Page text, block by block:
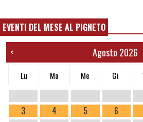
EVENTI DEL MESE AL PIGNETO
< Agosto 2026
Lu Ma Me Gi
3
4 5 6